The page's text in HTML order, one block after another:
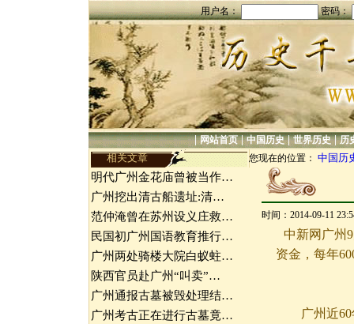
用户名： 密码：
|网站首页|中国历史|世界历史|历
相关文章 您现在的位置： 中国历
明代广州金花庙曾被当作…
广州挖出清古船遗址:清…
范仲淹曾在苏州设义庄救…
民国初广州国语教育推行…
广州两处骑楼大院白蚁蛀…
陕西官员赴广州“叫卖”…
广州通报古墓被毁处理结…
广州考古正在进行古墓竟…
时间：2014-09-11
中新网广州
资金，每年
广州近60年